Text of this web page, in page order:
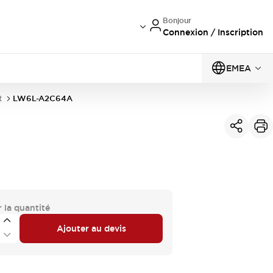
Bonjour
Connexion / Inscription
EMEA
LW6L-A2C64A
la quantité
Ajouter au devis